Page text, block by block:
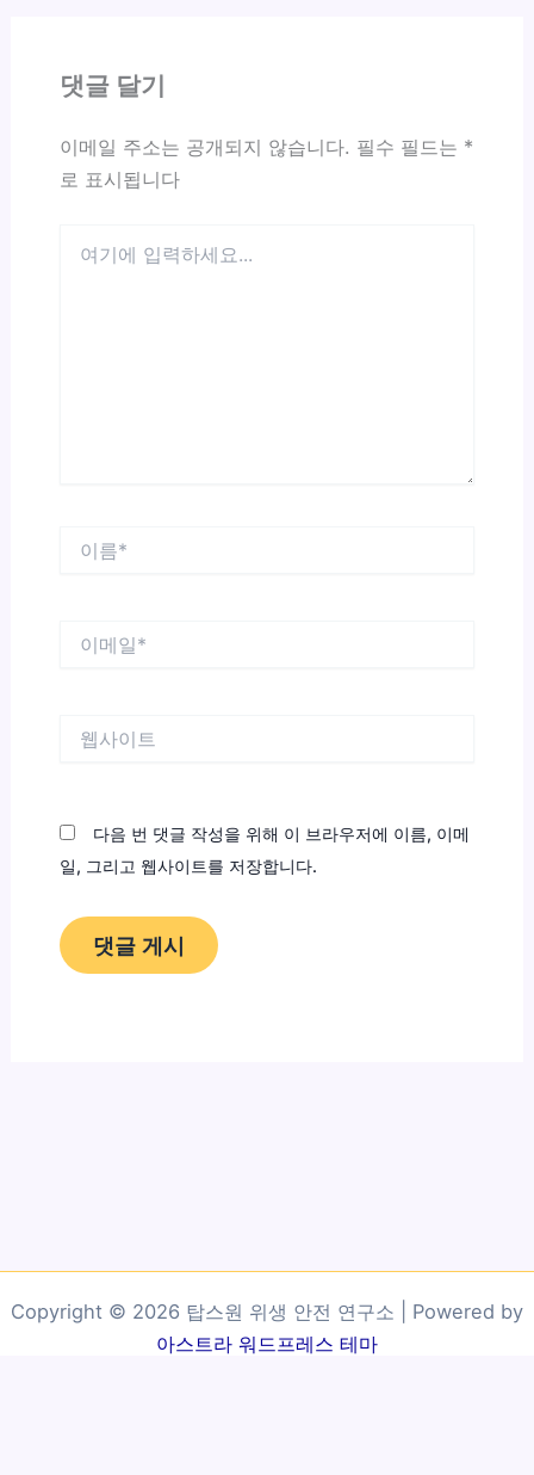
댓글 달기
이메일 주소는 공개되지 않습니다. 필수 필드는 *
로 표시됩니다
다음 번 댓글 작성을 위해 이 브라우저에 이름, 이메
일, 그리고 웹사이트를 저장합니다.
Copyright © 2026 탑스원 위생 안전 연구소 | Powered by
아스트라 워드프레스 테마